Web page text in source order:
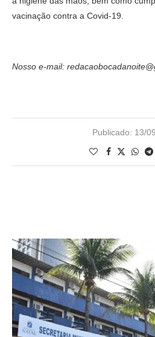
vacinação contra a Covid-19.
Nosso e-mail:
Publicado: 13/